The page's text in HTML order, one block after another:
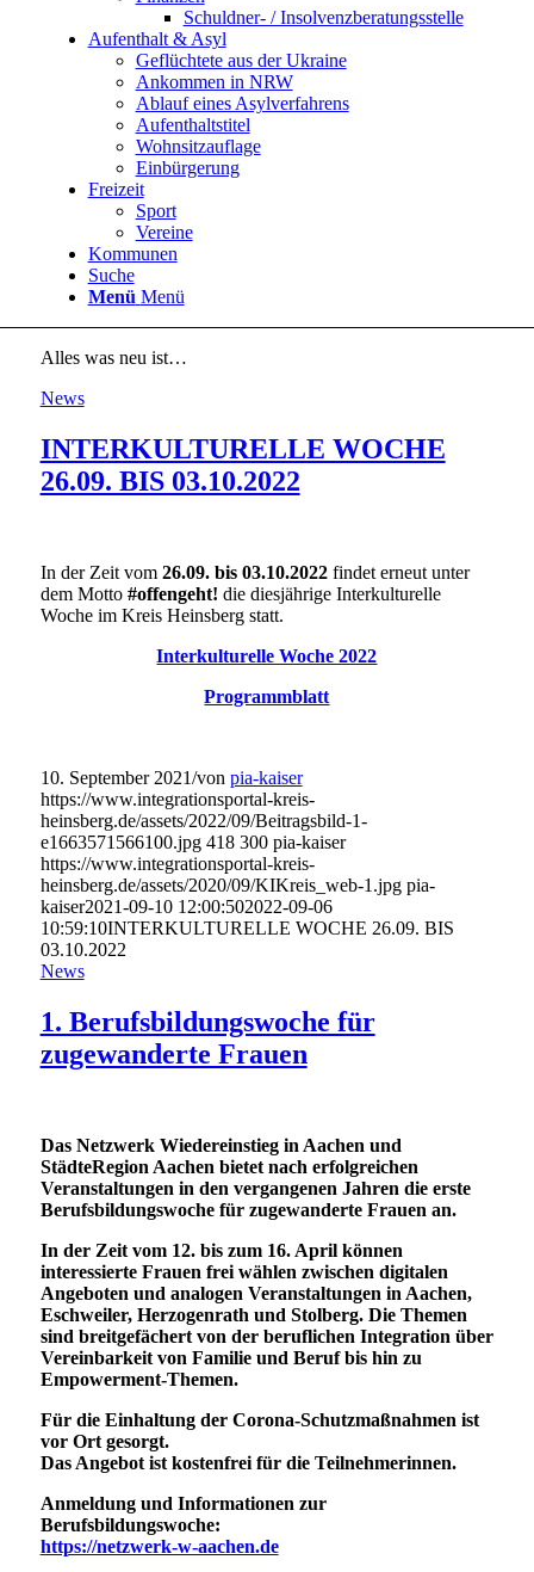
Schuldner- / Insolvenzberatungsstelle
Aufenthalt & Asyl
Geflüchtete aus der Ukraine
Ankommen in NRW
Ablauf eines Asylverfahrens
Aufenthaltstitel
Wohnsitzauflage
Einbürgerung
Freizeit
Sport
Vereine
Kommunen
Suche
Menü Menü
Alles was neu ist…
News
INTERKULTURELLE WOCHE
26.09. BIS 03.10.2022
In der Zeit vom 26.09. bis 03.10.2022findet erneut unter
dem Motto #offengeht! die diesjährige Interkulturelle
Woche im Kreis Heinsberg statt.
Interkulturelle Woche 2022
Programmblatt
10. September 2021/von pia-kaiser
https://www.integrationsportal-kreis-
heinsberg.de/assets/2022/09/Beitragsbild-1-
e1663571566100.jpg 418 300 pia-kaiser
https://www.integrationsportal-kreis-
heinsberg.de/assets/2020/09/KIKreis_web-1.jpg pia-
kaiser2021-09-10 12:00:502022-09-06
10:59:10INTERKULTURELLE WOCHE 26.09. BIS
03.10.2022
News
1. Berufsbildungswoche für
zugewanderte Frauen
Das Netzwerk Wiedereinstieg in Aachen und
StädteRegion Aachen bietet nach erfolgreichen
Veranstaltungen in den vergangenen Jahren die erste
Berufsbildungswoche für zugewanderte Frauen an.
In der Zeit vom 12. bis zum 16. April können
interessierte Frauen frei wählen zwischen digitalen
Angeboten und analogen Veranstaltungen in Aachen,
Eschweiler, Herzogenrath und Stolberg. Die Themen
sind breitgefächert von der beruflichen Integration über
Vereinbarkeit von Familie und Beruf bis hin zu
Empowerment-Themen.
Für die Einhaltung der Corona-Schutzmaßnahmen ist
vor Ort gesorgt.
Das Angebot ist kostenfrei für die Teilnehmerinnen.
Anmeldung und Informationen zur
Berufsbildungswoche:
https://netzwerk-w-aachen.de